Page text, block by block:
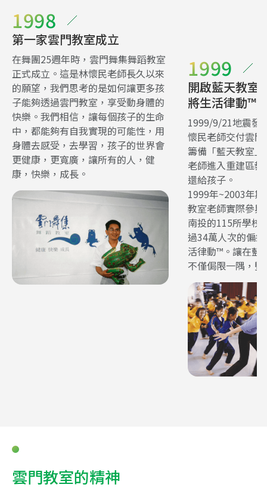
1998
第一家雲門教室成立
在舞團25週年時，雲門舞集舞蹈教室
正式成立。這是林懷民老師長久以來
的願望，我們思考的是如何讓更多孩
子能夠透過雲門教室，享受動身體的
快樂。我們相信，讓每個孩子的生命
中，都能夠有自我實現的可能性，用
身體去感受，去學習，孩子的世界會
更健康，更寬廣，讓所有的人，健
康，快樂，成長。
1999
開啟藍天教室
將生活律動™
1999/9/21地震發
懷民老師交付雲
籌備「藍天教室
老師進入重建區
還給孩子。
1999年~2003年
教室老師實際參
南投的115所學校
過34萬人次的偏
活律動™。讓在藍
不僅侷限一隅，
雲門教室的精神